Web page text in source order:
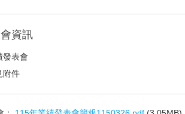
資訊
發表會
附件